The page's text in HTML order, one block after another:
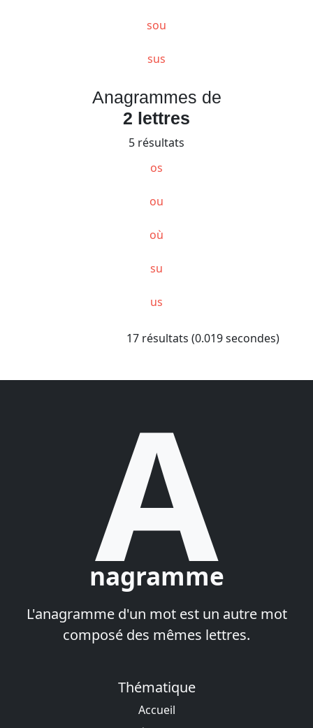
sou
sus
Anagrammes de
2 lettres
5 résultats
os
ou
où
su
us
17 résultats (0.019 secondes)
A
nagramme
L'anagramme d'un mot est un autre mot
composé des mêmes lettres.
Thématique
Accueil